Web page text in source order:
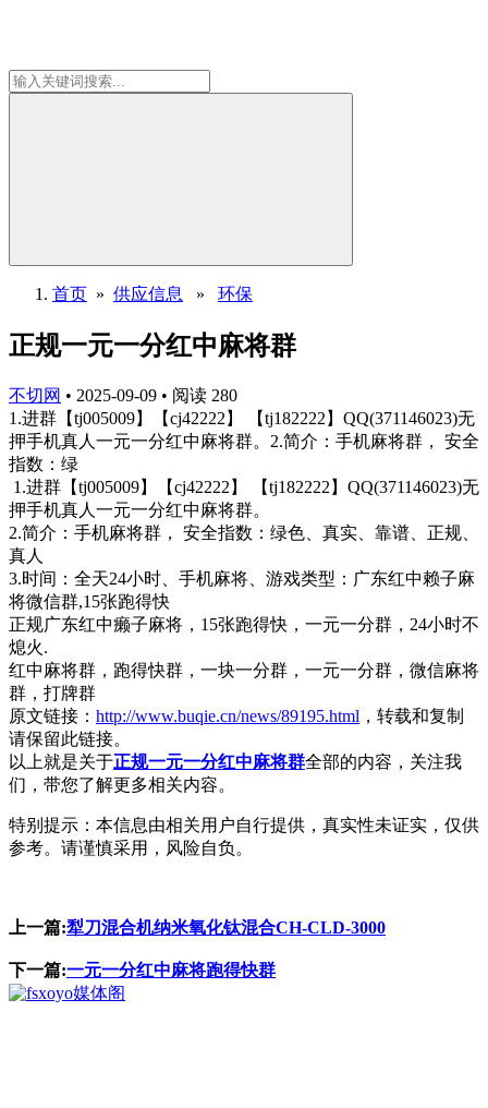
首页 » 供应信息 » 环保
正规一元一分红中麻将群
不切网 • 2025-09-09 • 阅读 280
1.进群【tj005009】【cj42222】 【tj182222】QQ(371146023)无
押手机真人一元一分红中麻将群。2.简介：手机麻将群， 安全
指数：绿
1.进群【tj005009】【cj42222】 【tj182222】QQ(371146023)无
押手机真人一元一分红中麻将群。
2.简介：手机麻将群， 安全指数：绿色、真实、靠谱、正规、
真人
3.时间：全天24小时、手机麻将、游戏类型：广东红中赖子麻
将微信群,15张跑得快
正规广东红中癞子麻将，15张跑得快，一元一分群，24小时不
熄火.
红中麻将群，跑得快群，一块一分群，一元一分群，微信麻将
群，打牌群
原文链接： http://www.buqie.cn/news/89195.html ，转载和复制
请保留此链接。
以上就是关于正规一元一分红中麻将群全部的内容，关注我
们，带您了解更多相关内容。
特别提示：本信息由相关用户自行提供，真实性未证实，仅供
参考。请谨慎采用，风险自负。
上一篇:犁刀混合机纳米氧化钛混合CH-CLD-3000
下一篇:一元一分红中麻将跑得快群
媒体阁